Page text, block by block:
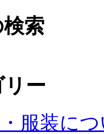
索
ー
服装に